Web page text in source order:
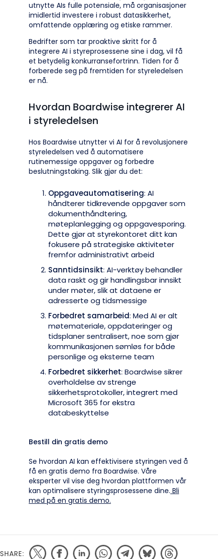
utnytte AIs fulle potensiale, må organisasjoner
imidlertid investere i robust datasikkerhet,
omfattende opplæring og etiske rammer.
Bedrifter som tar proaktive skritt for å
integrere AI i styreprosessene sine i dag, vil få
et betydelig konkurransefortrinn. Tiden for å
forberede seg på fremtiden for styreledelsen
er nå.
Hvordan Boardwise integrerer AI
i styreledelsen
Hos Boardwise utnytter vi AI for å revolusjonere
styreledelsen ved å automatisere
rutinemessige oppgaver og forbedre
beslutningstaking. Slik gjør du det:
Oppgaveautomatisering: AI
håndterer tidkrevende oppgaver som
dokumenthåndtering,
møteplanlegging og oppgavesporing.
Dette gjør at styrekontoret ditt kan
fokusere på strategiske aktiviteter
fremfor administrativt arbeid
Sanntidsinsikt: AI-verktøy behandler
data raskt og gir handlingsbar innsikt
under møter, slik at dataene er
adresserte og tidsmessige
Forbedret samarbeid: Med AI er alt
møtemateriale, oppdateringer og
tidsplaner sentralisert, noe som gjør
kommunikasjonen sømløs for både
personlige og eksterne team
Forbedret sikkerhet: Boardwise sikrer
overholdelse av strenge
sikkerhetsprotokoller, integrert med
Microsoft 365 for ekstra
databeskyttelse
Bestill din gratis demo
Se hvordan AI kan effektivisere styringen ved å
få en gratis demo fra Boardwise. Våre
eksperter vil vise deg hvordan plattformen vår
kan optimalisere styringsprosessene dine. Bli
med på en gratis demo.
SHARE: